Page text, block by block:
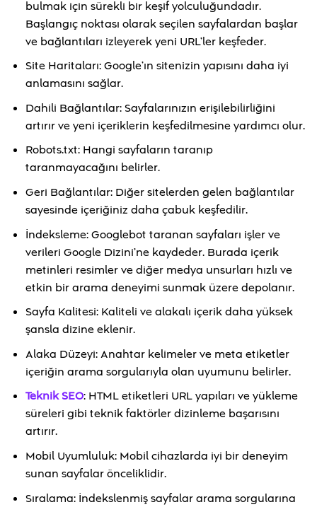
bulmak için sürekli bir keşif yolculuğundadır.
Başlangıç noktası olarak seçilen sayfalardan başlar
ve bağlantıları izleyerek yeni URL’ler keşfeder.
Site Haritaları: Google’ın sitenizin yapısını daha iyi
anlamasını sağlar.
Dahili Bağlantılar: Sayfalarınızın erişilebilirliğini
artırır ve yeni içeriklerin keşfedilmesine yardımcı olur.
Robots.txt: Hangi sayfaların taranıp
taranmayacağını belirler.
Geri Bağlantılar: Diğer sitelerden gelen bağlantılar
sayesinde içeriğiniz daha çabuk keşfedilir.
İndeksleme: Googlebot taranan sayfaları işler ve
verileri Google Dizini’ne kaydeder. Burada içerik
metinleri resimler ve diğer medya unsurları hızlı ve
etkin bir arama deneyimi sunmak üzere depolanır.
Sayfa Kalitesi: Kaliteli ve alakalı içerik daha yüksek
şansla dizine eklenir.
Alaka Düzeyi: Anahtar kelimeler ve meta etiketler
içeriğin arama sorgularıyla olan uyumunu belirler.
Teknik SEO: HTML etiketleri URL yapıları ve yükleme
süreleri gibi teknik faktörler dizinleme başarısını
artırır.
Mobil Uyumluluk: Mobil cihazlarda iyi bir deneyim
sunan sayfalar önceliklidir.
Sıralama: İndekslenmiş sayfalar arama sorgularına